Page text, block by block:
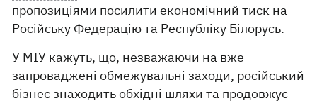
пропозиціями посилити економічний тиск на
Російську Федерацію та Республіку Білорусь.
У МІУ кажуть, що, незважаючи на вже
запроваджені обмежувальні заходи, російський
бізнес знаходить обхідні шляхи та продовжує